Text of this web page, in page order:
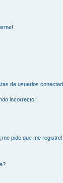
de usuarios
incorrecto!
pide que me registre!